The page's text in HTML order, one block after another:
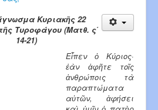
Κυριακῆς 22
Τυροφάγου (Ματθ. ς΄
14-21)
Eἶπεν ὁ Κύριος·
ἐὰν ἀφῆτε τοῖς
ἀνθρώποις τὰ
παρα­πτώματα
αὐτῶν, ἀφήσει